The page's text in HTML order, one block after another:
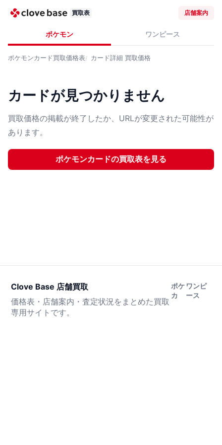
買取表 店舗案内
ポケモン ワンピース
ポケモンカード買取価格表 カード詳細 買取価格
カードが見つかりません
買取価格の掲載が終了したか、URLが変更された可能性が
あります。
ポケモンカードの買取表を見る
Clove Base 店舗買取
価格表・店舗案内・査定状況をまとめた買取
専用サイトです。
ポケ
カ
ワンピ
ース